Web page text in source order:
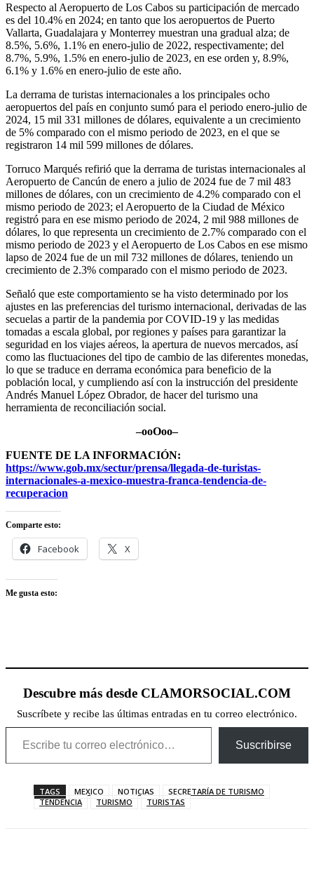
Respecto al Aeropuerto de Los Cabos su participación de mercado
es del 10.4% en 2024; en tanto que los aeropuertos de Puerto
Vallarta, Guadalajara y Monterrey muestran una gradual alza; de
8.5%, 5.6%, 1.1% en enero-julio de 2022, respectivamente; del
8.7%, 5.9%, 1.5% en enero-julio de 2023, en ese orden y, 8.9%,
6.1% y 1.6% en enero-julio de este año.
La derrama de turistas internacionales a los principales ocho
aeropuertos del país en conjunto sumó para el periodo enero-julio de
2024, 15 mil 331 millones de dólares, equivalente a un crecimiento
de 5% comparado con el mismo periodo de 2023, en el que se
registraron 14 mil 599 millones de dólares.
Torruco Marqués refirió que la derrama de turistas internacionales al
Aeropuerto de Cancún de enero a julio de 2024 fue de 7 mil 483
millones de dólares, con un crecimiento de 4.2% comparado con el
mismo periodo de 2023; el Aeropuerto de la Ciudad de México
registró para en ese mismo periodo de 2024, 2 mil 988 millones de
dólares, lo que representa un crecimiento de 2.7% comparado con el
mismo periodo de 2023 y el Aeropuerto de Los Cabos en ese mismo
lapso de 2024 fue de un mil 732 millones de dólares, teniendo un
crecimiento de 2.3% comparado con el mismo periodo de 2023.
Señaló que este comportamiento se ha visto determinado por los
ajustes en las preferencias del turismo internacional, derivadas de las
secuelas a partir de la pandemia por COVID-19 y las medidas
tomadas a escala global, por regiones y países para garantizar la
seguridad en los viajes aéreos, la apertura de nuevos mercados, así
como las fluctuaciones del tipo de cambio de las diferentes monedas,
lo que se traduce en derrama económica para beneficio de la
población local, y cumpliendo así con la instrucción del presidente
Andrés Manuel López Obrador, de hacer del turismo una
herramienta de reconciliación social.
–ooOoo–
FUENTE DE LA INFORMACIÓN:
https://www.gob.mx/sectur/prensa/llegada-de-turistas-
internacionales-a-mexico-muestra-franca-tendencia-de-
recuperacion
Comparte esto:
Facebook X
Me gusta esto:
Descubre más desde CLAMORSOCIAL.COM
Suscríbete y recibe las últimas entradas en tu correo electrónico.
Escribe tu correo electrónico…
Suscribirse
TAGS MEXICO NOTICIAS
SECRETARÍA DE TURISMO
TENDENCIA
TURISMO TURISTAS